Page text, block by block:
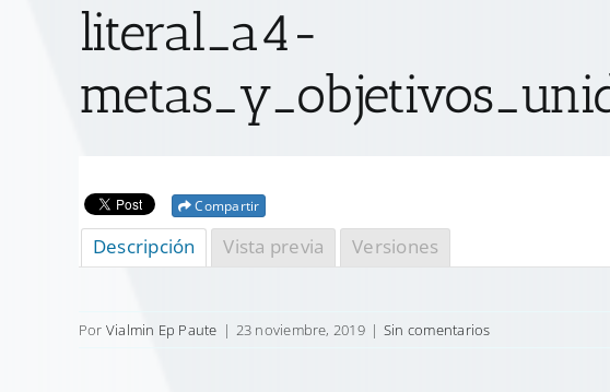
literal_a4-
Compartir
Descripción Vista previa Versiones
Por Vialmin Ep Paute | 23 noviembre, 2019 | Sin comentarios